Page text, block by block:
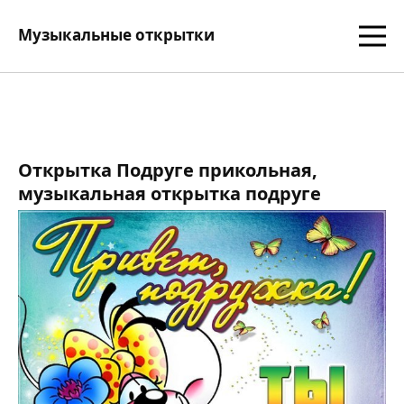
Музыкальные открытки
Открытка Подруге прикольная,
музыкальная открытка подруге